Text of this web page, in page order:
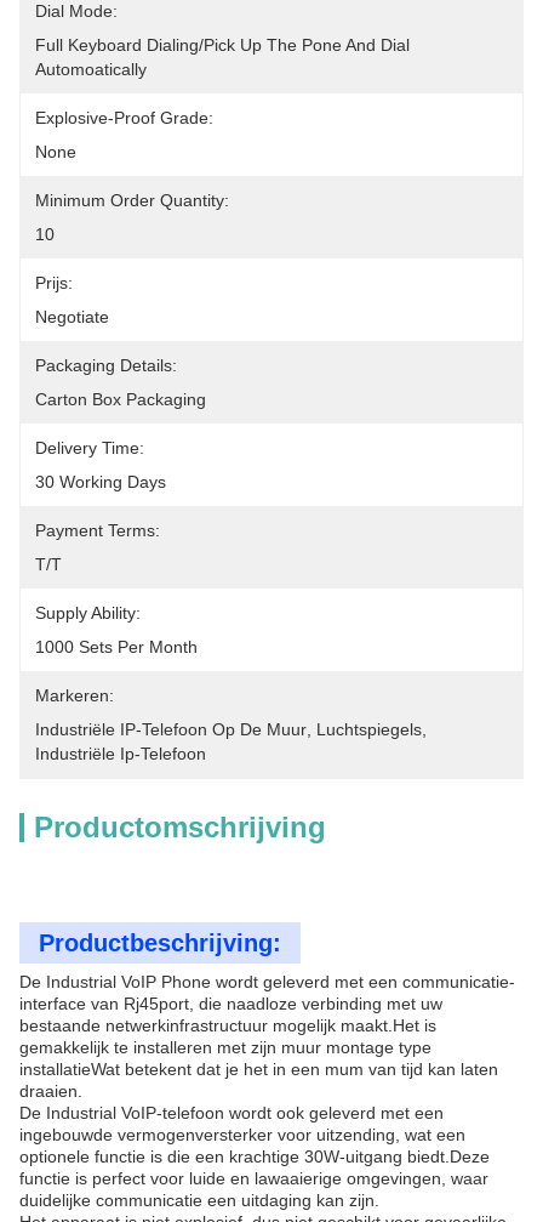
Dial Mode:
Full Keyboard Dialing/Pick Up The Pone And Dial
Automoatically
Explosive-Proof Grade:
None
Minimum Order Quantity:
10
Prijs:
Negotiate
Packaging Details:
Carton Box Packaging
Delivery Time:
30 Working Days
Payment Terms:
T/T
Supply Ability:
1000 Sets Per Month
Markeren:
Industriële IP-Telefoon Op De Muur Luchtspiegels
Industriële Ip-Telefoon
Productomschrijving
Productbeschrijving:
De Industrial VoIP Phone wordt geleverd met een communicatie-
interface van Rj45port, die naadloze verbinding met uw
bestaande netwerkinfrastructuur mogelijk maakt.Het is
gemakkelijk te installeren met zijn muur montage type
installatieWat betekent dat je het in een mum van tijd kan laten
draaien.
De Industrial VoIP-telefoon wordt ook geleverd met een
ingebouwde vermogenversterker voor uitzending, wat een
optionele functie is die een krachtige 30W-uitgang biedt.Deze
functie is perfect voor luide en lawaaierige omgevingen, waar
duidelijke communicatie een uitdaging kan zijn.